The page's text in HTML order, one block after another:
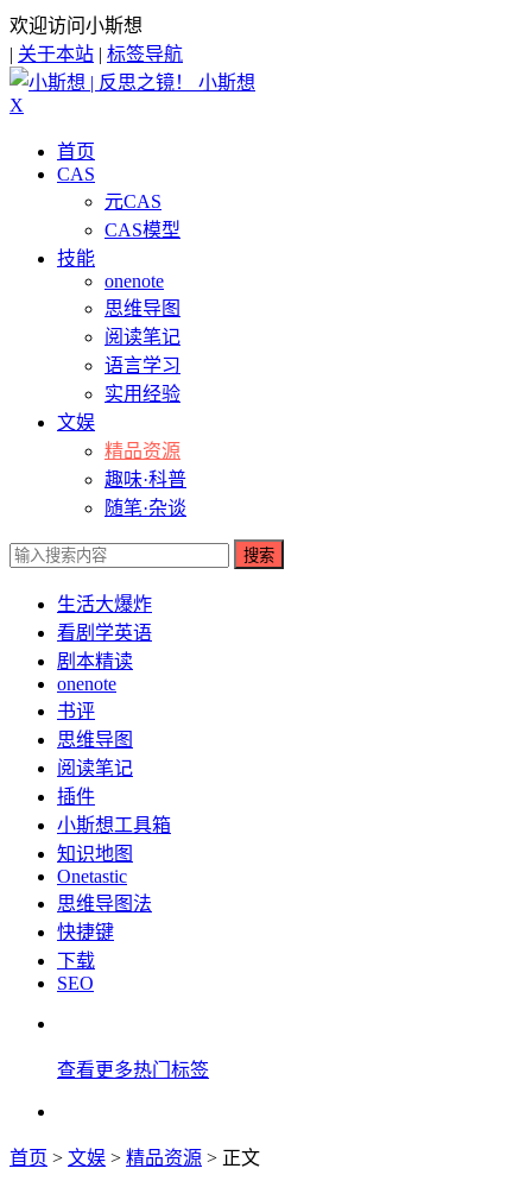
欢迎访问小斯想
| 关于本站 | 标签导航
小斯想
X
首页
CAS
元CAS
CAS模型
技能
onenote
思维导图
阅读笔记
语言学习
实用经验
文娱
精品资源
趣味·科普
随笔·杂谈
搜索
生活大爆炸
看剧学英语
剧本精读
onenote
书评
思维导图
阅读笔记
插件
小斯想工具箱
知识地图
Onetastic
思维导图法
快捷键
下载
SEO
查看更多热门标签
首页 > 文娱 > 精品资源 > 正文